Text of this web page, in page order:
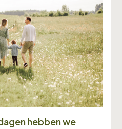
hebben we